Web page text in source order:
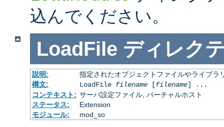
込んでください。
LoadFile ディレク
説明:
指定されたオブジェクトファイルやライブラ
構文:
LoadFile filename[filename] ...
コンテキスト: サーバ設定ファイル, バーチャルホスト
ステータス:
Extension
モジュール:
mod_so